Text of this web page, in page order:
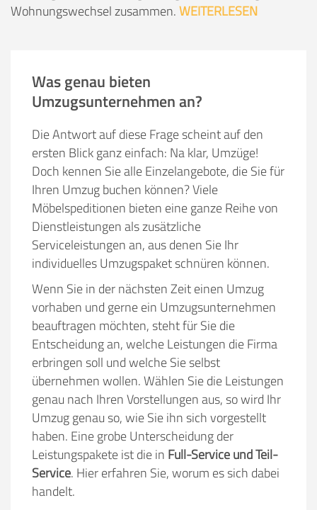
Wohnungswechsel zusammen.WEITERLESEN
Was genau bieten
Umzugsunternehmen an?
Die Antwort auf diese Frage scheint auf den
ersten Blick ganz einfach: Na klar, Umzüge!
Doch kennen Sie alle Einzelangebote, die Sie für
Ihren Umzug buchen können? Viele
Möbelspeditionen bieten eine ganze Reihe von
Dienstleistungen als zusätzliche
Serviceleistungen an, aus denen Sie Ihr
individuelles Umzugspaket schnüren können.
Wenn Sie in der nächsten Zeit einen Umzug
vorhaben und gerne ein Umzugsunternehmen
beauftragen möchten, steht für Sie die
Entscheidung an, welche Leistungen die Firma
erbringen soll und welche Sie selbst
übernehmen wollen. Wählen Sie die Leistungen
genau nach Ihren Vorstellungen aus, so wird Ihr
Umzug genau so, wie Sie ihn sich vorgestellt
haben. Eine grobe Unterscheidung der
Leistungspakete ist die in Full-Service und Teil-
Service. Hier erfahren Sie, worum es sich dabei
handelt.